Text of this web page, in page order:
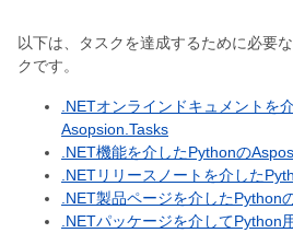
以下は、タスクを達成するために必要
クです。
.NETオンラインドキュメントを
Asopsion.Tasks
.NET機能を介したPythonの
.NETリリースノートを介した
.NET製品ページを介したPython
.NETパッケージを介してPython